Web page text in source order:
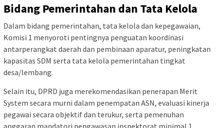
Bidang Pemerintahan dan Tata Kelola
Dalam bidang pemerintahan, tata kelola dan kepegawaian,
Komisi 1 menyoroti pentingnya penguatan koordinasi
antarperangkat daerah dan pembinaan aparatur, peningkatan
kapasitas SDM serta tata kelola pemerintahan tingkat
desa/lembang.
Selain itu, DPRD juga merekomendasikan penerapan Merit
System secara murni dalam penempatan ASN, evaluasi kinerja
pegawai secara objektif dan terukur, serta pemenuhan
anggaran mandatori pengawasan inspektorat minimal 1